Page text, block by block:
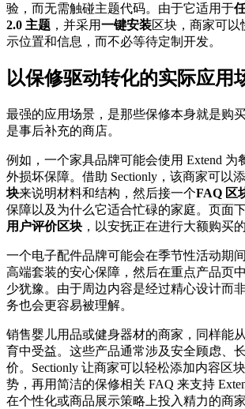
验，而无需触碰主题代码。由于它适用于
2.0 主题 ，并采用一键安装区块，商家可以
示位置和信息，而不必等待定制开发。
以保修驱动转化的实际应用
最强的应用场景，是那些保修本身就是购
是事后补充的商店。
例如，一个家具品牌可能会使用 Extend 为
外损坏保障。借助 Sectionly，该商家可以
块来说明材料和结构，然后接一个FAQ 区
保障以及为什么它适合忙碌的家庭。页面
用户评价区块 ，以安抚正在进行大额购买的
一个电子配件品牌可能会在季节性活动期
高端套装的安心保障，然后在重点产品页
少犹豫。由于周边内容是经过精心设计而
务也会更容易被理解。
销售婴儿用品或健身器材的商家，同样能
育中受益。这些产品通常涉及安全顾虑、
价。Sectionly 让商家可以轻松添加内容区
势，再用简洁的保修相关 FAQ 来支持
在个性化或商品展示策略上投入精力的商